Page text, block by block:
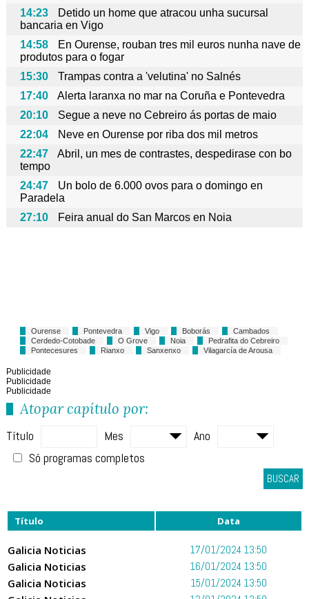
14:23
Detido un home que atracou unha sucursal
bancaria en Vigo
14:58
En Ourense, rouban tres mil euros nunha nave de
produtos para o fogar
15:30
Trampas contra a 'velutina' no Salnés
17:40
Alerta laranxa no mar na Coruña e Pontevedra
20:10
Segue a neve no Cebreiro ás portas de maio
22:04
Neve en Ourense por riba dos mil metros
22:47
Abril, un mes de contrastes, despedirase con bo
tempo
24:47
Un bolo de 6.000 ovos para o domingo en
Paradela
27:10
Feira anual do San Marcos en Noia
Ourense Pontevedra Vigo Boborás
Cambados
Cerdedo-Cotobade
O Grove Noia
Pedrafita do Cebreiro
Pontecesures
Rianxo Sanxenxo Vilagarcía de Arousa
Publicidade
Publicidade
Publicidade
Atopar capítulo por:
Título Mes
Ano
Só programas completos
BUSCAR
Título Data
Galicia Noticias 17/01/2024 13:50
Galicia Noticias 16/01/2024 13:50
Galicia Noticias 15/01/2024 13:50